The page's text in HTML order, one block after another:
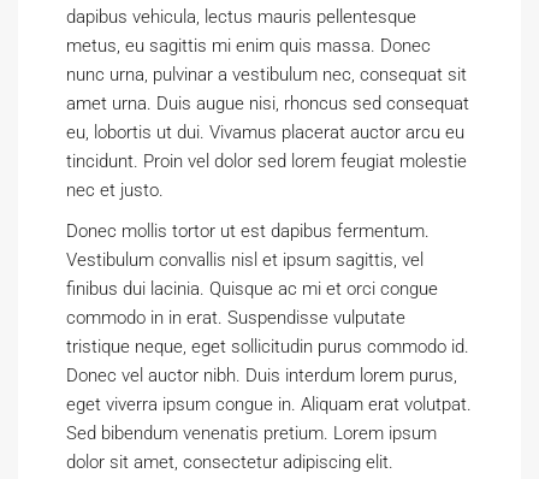
dapibus vehicula, lectus mauris pellentesque
metus, eu sagittis mi enim quis massa. Donec
nunc urna, pulvinar a vestibulum nec, consequat sit
amet urna. Duis augue nisi, rhoncus sed consequat
eu, lobortis ut dui. Vivamus placerat auctor arcu eu
tincidunt. Proin vel dolor sed lorem feugiat molestie
nec et justo.
Donec mollis tortor ut est dapibus fermentum.
Vestibulum convallis nisl et ipsum sagittis, vel
finibus dui lacinia. Quisque ac mi et orci congue
commodo in in erat. Suspendisse vulputate
tristique neque, eget sollicitudin purus commodo id.
Donec vel auctor nibh. Duis interdum lorem purus,
eget viverra ipsum congue in. Aliquam erat volutpat.
Sed bibendum venenatis pretium. Lorem ipsum
dolor sit amet, consectetur adipiscing elit.